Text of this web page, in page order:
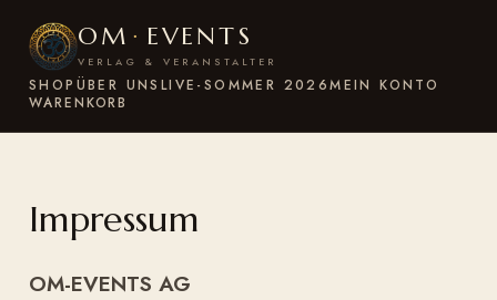
OM · EVENTS
VERLAG & VERANSTALTER
SHOP ÜBER UNS LIVE-SOMMER 2026MEIN KONTO
WARENKORB
Impressum
OM-EVENTS AG